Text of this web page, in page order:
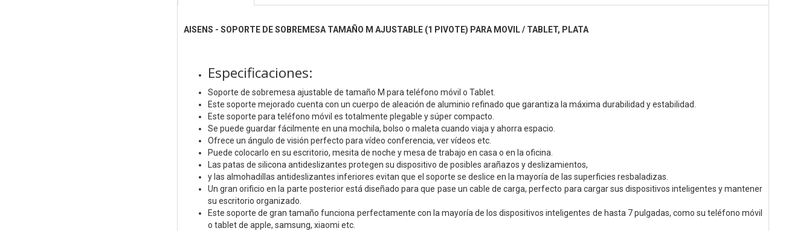
AISENS - SOPORTE DE SOBREMESA TAMAÑO M AJUSTABLE (1 PIVOTE) PARA MOVIL / TABLET, PLATA
Especificaciones:
Soporte de sobremesa ajustable de tamaño M para teléfono móvil o Tablet.
Este soporte mejorado cuenta con un cuerpo de aleación de aluminio refinado que garantiza la máxima durabilidad y estabilidad.
Este soporte para teléfono móvil es totalmente plegable y súper compacto.
Se puede guardar fácilmente en una mochila, bolso o maleta cuando viaja y ahorra espacio.
Ofrece un ángulo de visión perfecto para vídeo conferencia, ver vídeos etc.
Puede colocarlo en su escritorio, mesita de noche y mesa de trabajo en casa o en la oficina.
Las patas de silicona antideslizantes protegen su dispositivo de posibles arañazos y deslizamientos,
y las almohadillas antideslizantes inferiores evitan que el soporte se deslice en la mayoría de las superficies resbaladizas.
Un gran orificio en la parte posterior está diseñado para que pase un cable de carga, perfecto para cargar sus dispositivos inteligentes y mantener
su escritorio organizado.
Este soporte de gran tamaño funciona perfectamente con la mayoría de los dispositivos inteligentes de hasta 7 pulgadas, como su teléfono móvil
o tablet de apple, samsung, xiaomi etc.